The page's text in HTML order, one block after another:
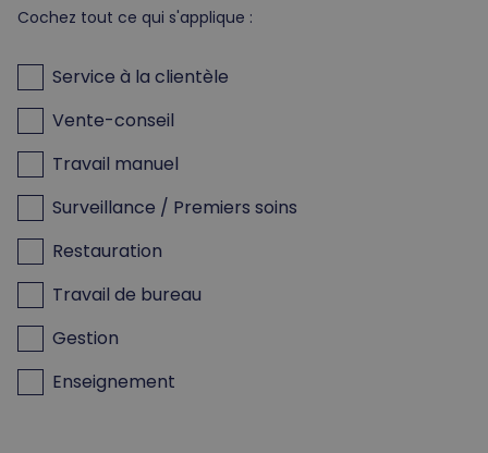
Cochez tout ce qui s'applique :
Service à la clientèle
Vente-conseil
Travail manuel
Surveillance / Premiers soins
Restauration
Travail de bureau
Gestion
Enseignement